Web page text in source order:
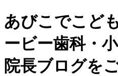
あびこでこど
ービー歯科・
院長ブログを